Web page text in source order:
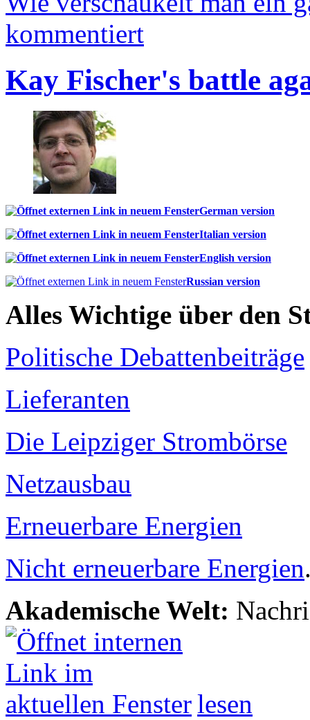
kommentiert
Kay Fischer's battle
German version
Italian version
English version
Russian version
Alles Wichtige über den
Politische Debattenbeiträge
Lieferanten
Die Leipziger Strombörse
Netzausbau
Erneuerbare Energien
Nicht erneuerbare Energien
Akademische Welt:
lesen